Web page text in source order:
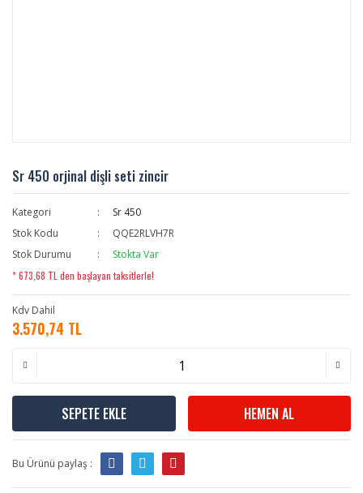
Sr 450 orjinal dişli seti zincir
Kategori
Sr 450
Stok Kodu
QQE2RLVH7R
Stok Durumu
Stokta Var
* 673,68 TL den başlayan taksitlerle!
Kdv Dahil
3.570,74 TL
SEPETE EKLE HEMEN AL
Bu Ürünü paylaş :